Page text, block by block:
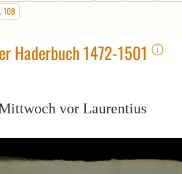
108
Haderbuch 1472-1501 ⓘ
vor Laurentius